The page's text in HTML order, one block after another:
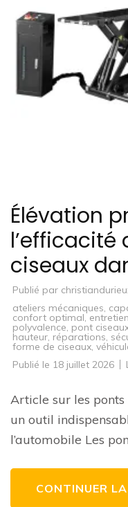
Élévation
l’efficacité
ciseaux
Publié par
ateliers mécaniques,
confort optimal,
polyvalence, pont
hauteur, réparations,
forme de ciseaux,
Publié le 18 juillet 2026
Article sur les ponts
un outil
l’automobile Les
CONTINUER